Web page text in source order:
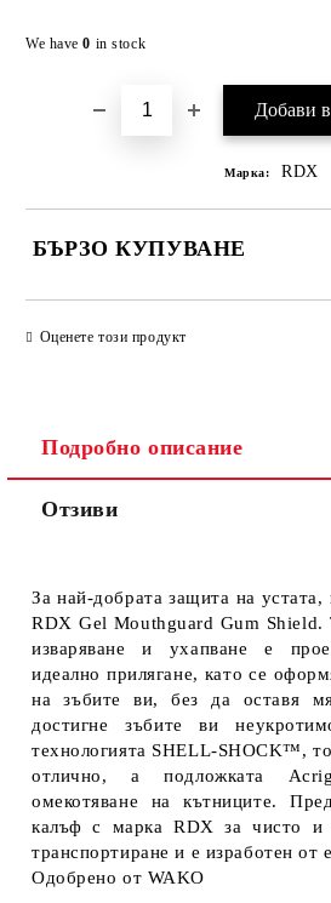
We have0 in stock
Марка: RDX
БЪРЗО КУПУВАНЕ
Оценете този продукт
Подробно описание
Отзиви
За най-добрата защита на устата,
RDX Gel Mouthguard Gum Shield.
изваряване и ухапване е
идеално прилягане, като се
на зъбите ви, без да оставя
достигне зъбите ви
технологията SHELL-SHOCK™,
отлично, а подложката
омекотяване на кътниците.
калъф с марка RDX за чисто и
транспортиране и е изработен от
Одобрено от WAKO